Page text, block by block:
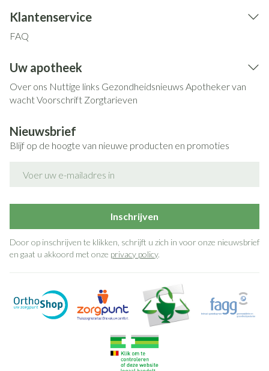
Klantenservice
FAQ
Uw apotheek
Over ons Nuttige links Gezondheidsnieuws Apotheker van
wachtVoorschrift Zorgtarieven
Nieuwsbrief
Blijf op de hoogte van nieuwe producten en promoties
Inschrijven
Door op inschrijven te klikken, schrijft u zich in voor onze nieuwsbrief
en gaat u akkoord met onze privacy policy.